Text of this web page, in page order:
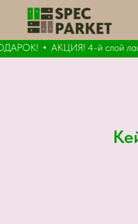
АКЦИЯ! 4-й слой